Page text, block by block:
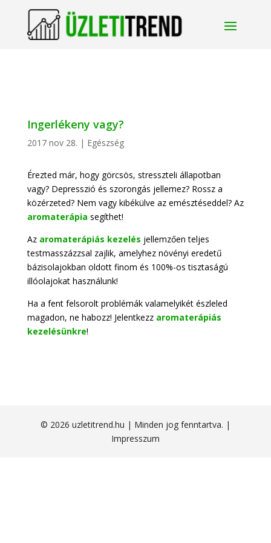
Ingerlékeny vagy?
2017 nov 28. | Egészség
Érezted már, hogy görcsös, stresszteli állapotban
vagy? Depresszió és szorongás jellemez? Rossz a
közérzeted? Nem vagy kibékülve az emésztéseddel? Az
aromaterápia segíthet!
Az aromaterápiás kezelés jellemzően teljes
testmasszázzsal zajlik, amelyhez növényi eredetű
bázisolajokban oldott finom és 100%-os tisztaságú
illóolajokat használunk!
Ha a fent felsorolt problémák valamelyikét észleled
magadon, ne habozz! Jelentkezz aromaterápiás
kezelésünkre!
© 2026 uzletitrend.hu | Minden jog fenntartva. |
Impresszum